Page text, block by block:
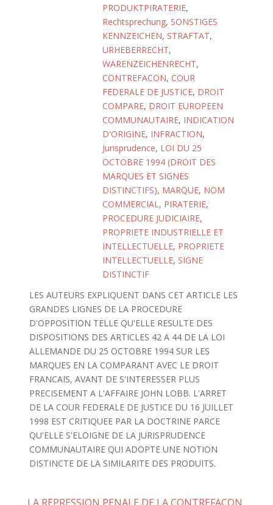
PRODUKTPIRATERIE,
Rechtsprechung, SONSTIGES
KENNZEICHEN, STRAFTAT,
URHEBERRECHT,
WARENZEICHENRECHT,
CONTREFACON, COUR
FEDERALE DE JUSTICE, DROIT
COMPARE, DROIT EUROPEEN
COMMUNAUTAIRE, INDICATION
D'ORIGINE, INFRACTION,
Jurisprudence, LOI DU 25
OCTOBRE 1994 (DROIT DES
MARQUES ET SIGNES
DISTINCTIFS), MARQUE, NOM
COMMERCIAL, PIRATERIE,
PROCEDURE JUDICIAIRE,
PROPRIETE INDUSTRIELLE ET
INTELLECTUELLE, PROPRIETE
INTELLECTUELLE, SIGNE
DISTINCTIF
LES AUTEURS EXPLIQUENT DANS CET ARTICLE LES
GRANDES LIGNES DE LA PROCEDURE
D'OPPOSITION TELLE QU'ELLE RESULTE DES
DISPOSITIONS DES ARTICLES 42 A 44 DE LA LOI
ALLEMANDE DU 25 OCTOBRE 1994 SUR LES
MARQUES EN LA COMPARANT AVEC LE DROIT
FRANCAIS, AVANT DE S'INTERESSER PLUS
PRECISEMENT A L'AFFAIRE JOHN LOBB. L'ARRET
DE LA COUR FEDERALE DE JUSTICE DU 16 JUILLET
1998 EST CRITIQUEE PAR LA DOCTRINE PARCE
QU'ELLE S'ELOIGNE DE LA JURISPRUDENCE
COMMUNAUTAIRE QUI ADOPTE UNE NOTION
DISTINCTE DE LA SIMILARITE DES PRODUITS.